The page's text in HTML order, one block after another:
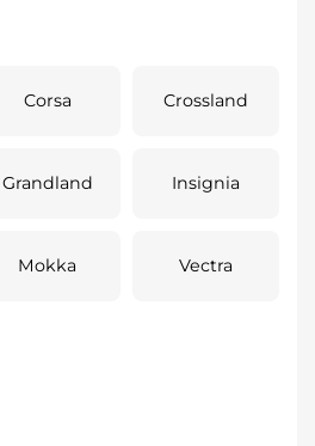
Corsa Crossland
Grandland Insignia
Mokka Vectra